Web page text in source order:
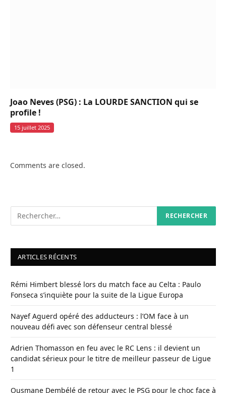
Joao Neves (PSG) : La LOURDE SANCTION qui se
profile !
15 juillet 2025
Comments are closed.
ARTICLES RÉCENTS
Rémi Himbert blessé lors du match face au Celta : Paulo
Fonseca s’inquiète pour la suite de la Ligue Europa
Nayef Aguerd opéré des adducteurs : l’OM face à un
nouveau défi avec son défenseur central blessé
Adrien Thomasson en feu avec le RC Lens : il devient un
candidat sérieux pour le titre de meilleur passeur de Ligue
1
Ousmane Dembélé de retour avec le PSG pour le choc face à